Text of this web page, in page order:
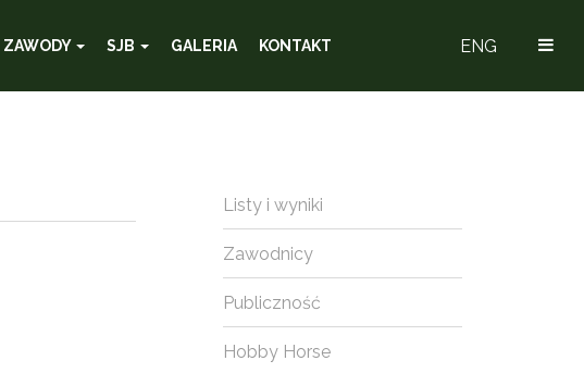
ENG
ZAWODY SJB GALERIA KONTAKT
Listy i wyniki
Zawodnicy
Publiczność
Hobby Horse